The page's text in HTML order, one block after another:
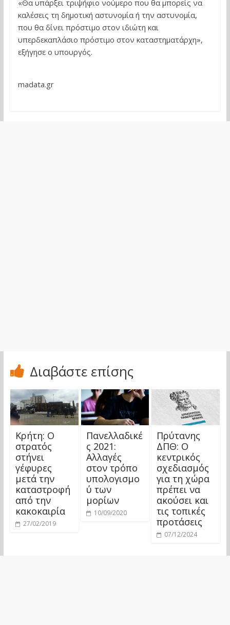
«Θα υπάρξει τριψήφιο νούμερο που θα μπορείς να
καλέσεις τη δημοτική αστυνομία ή την αστυνομία,
που θα δίνει πρόστιμο στον ιδιώτη και
υπερδεκαπλάσιο πρόστιμο στον καταστηματάρχη»,
εξήγησε ο υπουργός.
madata.gr
Διαβάστε επίσης
Κρήτη: Ο
στρατός
στήνει
γέφυρες
μετά την
καταστροφή
από την
κακοκαιρία
27/02/2019
Πανελλαδικέ
ς 2021:
Αλλαγές
στον τρόπο
υπολογισμο
ύ των
μορίων
10/09/2020
Πρύτανης
ΔΠΘ: Ο
κεντρικός
σχεδιασμός
για τη χώρα
πρέπει να
ακούσει και
τις τοπικές
προτάσεις
07/12/2024